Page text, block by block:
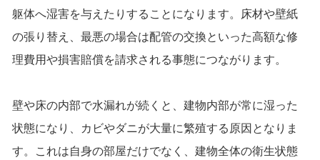
躯体へ湿害を与えたりすることになります。床材や壁紙
の張り替え、最悪の場合は配管の交換といった高額な修
理費用や損害賠償を請求される事態につながります。
壁や床の内部で水漏れが続くと、建物内部が常に湿った
状態になり、カビやダニが大量に繁殖する原因となりま
す。これは自身の部屋だけでなく、建物全体の衛生状態